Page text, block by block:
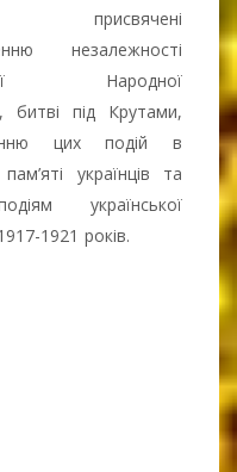
присвячені
незалежності
Народної
битві під Крутами,
цих подій в
пам’яті українців та
української
1921 років.